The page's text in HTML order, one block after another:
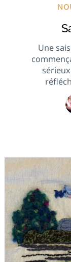
Une